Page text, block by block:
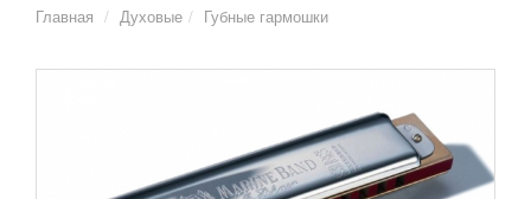
Главная Духовые Губные гармошки